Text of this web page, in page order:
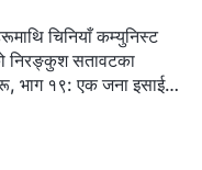
चिनियाँ कम्युनिस्ट
निरङ्कुश सतावटका
भाग १९: एक जना इसाईलाई